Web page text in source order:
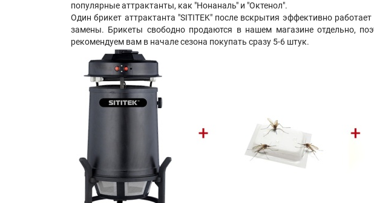
популярные аттрактанты, как "Нонаналь" и "Октенол".
Один брикет аттрактанта "SITITEK" после вскрытия эффективно
замены. Брикеты свободно продаются в нашем магазине отдельно,
рекомендуем вам в начале сезона покупать сразу 5-6 штук.